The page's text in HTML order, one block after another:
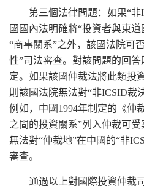
第三個法律問題：如果“非
國國內法明確將“投資者與東
“商事關系”之外，該國法院可
性”司法審查。對該問題的回
定。如果該國仲裁法將此類投
則該國法院無法對“非ICSID裁
例如，中國1994年制定的《仲
之間的投資關系”列入仲裁可
無法對“仲裁地”在中國的“非
審查。
通過以上對國際投資仲裁